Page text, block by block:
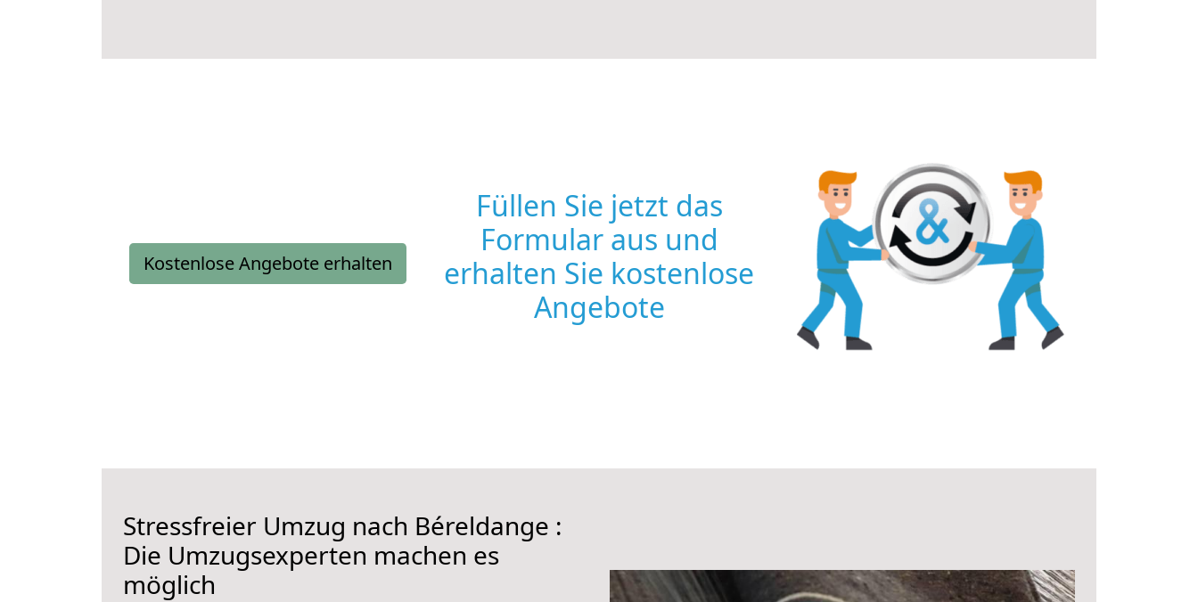
Kostenlose Angebote erhalten
Füllen Sie jetzt das
Formular aus und
erhalten Sie kostenlose
Angebote
Stressfreier Umzug nach Béreldange :
Die Umzugsexperten machen es
möglich